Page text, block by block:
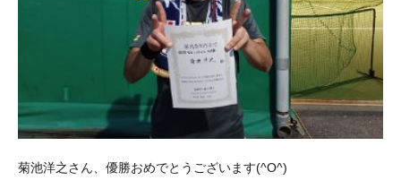
菊池洋之さん、優勝おめでとうございます(^O^)